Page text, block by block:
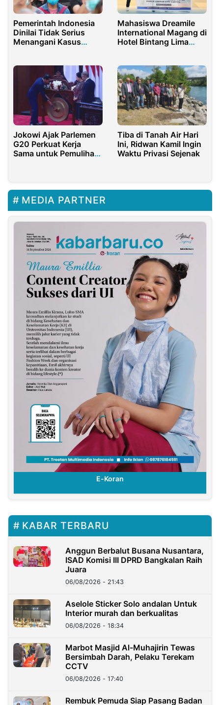
Pemerintah Indonesia
Dinilai Tidak Serius
Menangani Kasus
Mahasiswa Dreamile
International Magang di
Hotel Bintang Lima
Jokowi Ajak Parlemen
G20 Perkuat Kerja
Sama untuk Pemulihan
Tiba di Tanah Air Hari
Ini, Ridwan Kamil Ingin
Waktu Privasi Sejenak
MEDIA PARTNER
E-Koran
KABAR TERBARU
Anggun Berbalut Busana Nusantara,
ISAD Komisi III DPRD Bangkalan Raih
Juara
06/08/2026 - 21:43
Aselole Sticker Solo andalan Untuk
Interior murah dan berkualitas
06/08/2026 - 18:34
Marbot Masjid Al-Muhajirin Tewas
Bersimbah Darah, Pelaku Terekam
CCTV
06/08/2026 - 17:40
Rembuk Pemuda Siap Pasang Badan